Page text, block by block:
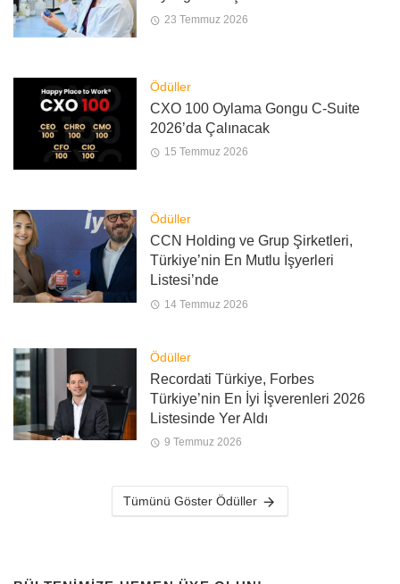
23 Temmuz 2026
Ödüller
CXO 100 Oylama Gongu C-Suite
2026’da Çalınacak
15 Temmuz 2026
Ödüller
CCN Holding ve Grup Şirketleri,
Türkiye’nin En Mutlu İşyerleri
Listesi’nde
14 Temmuz 2026
Ödüller
Recordati Türkiye, Forbes
Türkiye’nin En İyi İşverenleri 2026
Listesinde Yer Aldı
9 Temmuz 2026
Tümünü Göster Ödüller